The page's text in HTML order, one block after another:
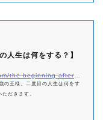
人生は何をする？】
の王様、二度目の人生は何をす
だきます。